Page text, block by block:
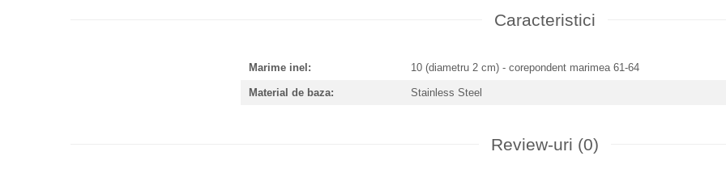
Caracteristici
Marime inel: 10 (diametru 2 cm) - corepondent marimea 61-64
Material de baza: Stainless Steel
Review-uri (0)